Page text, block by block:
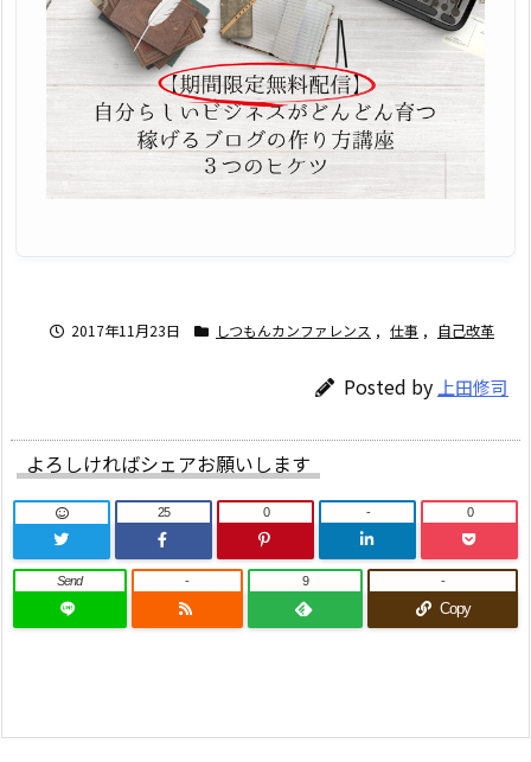
2017年11月23日 しつもんカンファレンス , 仕事 , 自己改革
Posted by 上田修司
よろしければシェアお願いします
25 0 - 0
Send - 9
Copy
-